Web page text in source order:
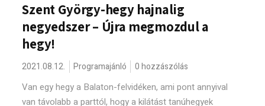
Szent György-hegy hajnalig
negyedszer – Újra megmozdul a
hegy!
2021.08.12. Programajánló 0 hozzászólás
Van egy hegy a Balaton-felvidéken, ami pont annyival
van távolabb a parttól, hogy a kilátást tanúhegyek